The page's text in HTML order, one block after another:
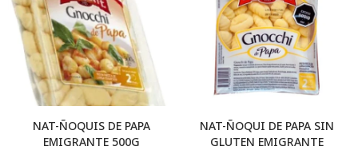
NAT-ÑOQUIS DE PAPA
EMIGRANTE 500G
NAT-ÑOQUI DE PAPA SIN
GLUTEN EMIGRANTE